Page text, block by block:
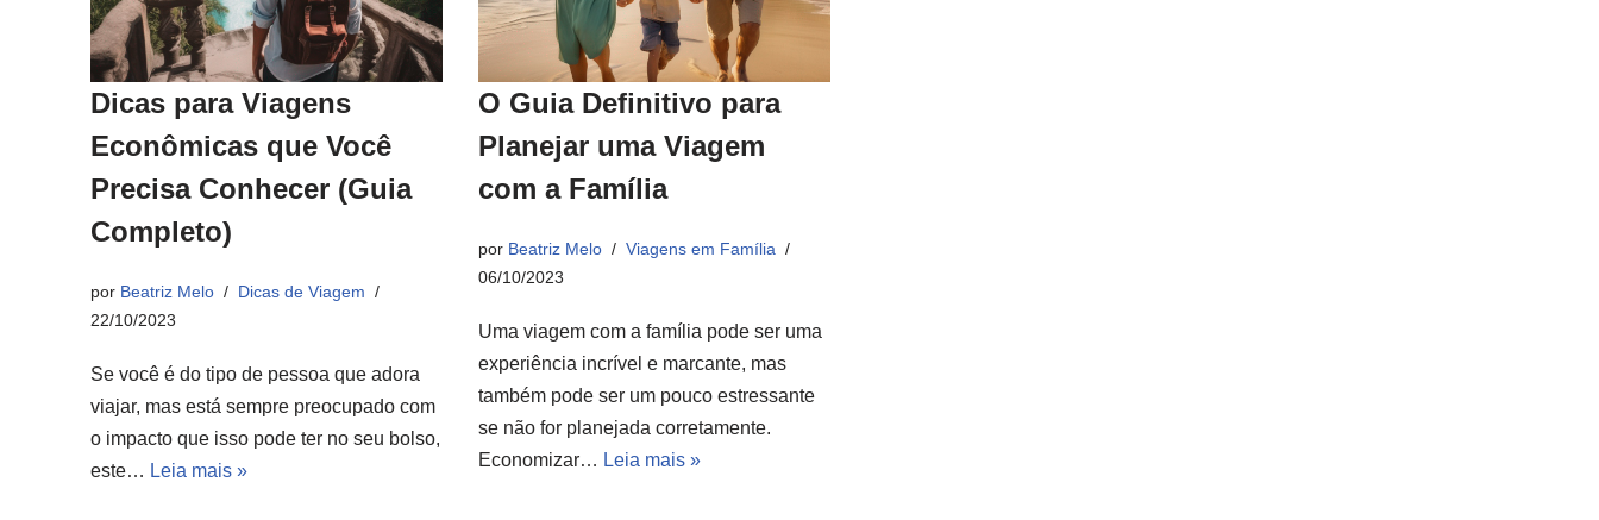
Dicas para Viagens
Econômicas que Você
Precisa Conhecer (Guia
Completo)
por Beatriz Melo
Dicas de Viagem
22/10/2023
Se você é do tipo de pessoa que adora
viajar, mas está sempre preocupado com
o impacto que isso pode ter no seu bolso,
este… Leia mais »
O Guia Definitivo para
Planejar uma Viagem
com a Família
por Beatriz Melo
Viagens em Família
06/10/2023
Uma viagem com a família pode ser uma
experiência incrível e marcante, mas
também pode ser um pouco estressante
se não for planejada corretamente.
Economizar… Leia mais »